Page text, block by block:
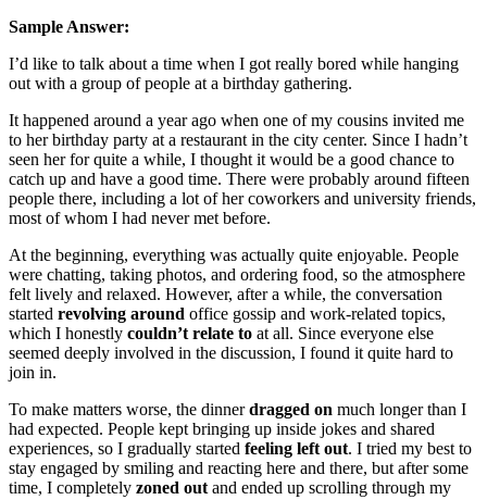
Sample Answer:
I’d like to talk about a time when I got really bored while hanging
out with a group of people at a birthday gathering.
It happened around a year ago when one of my cousins invited me
to her birthday party at a restaurant in the city center. Since I hadn’t
seen her for quite a while, I thought it would be a good chance to
catch up and have a good time. There were probably around fifteen
people there, including a lot of her coworkers and university friends,
most of whom I had never met before.
At the beginning, everything was actually quite enjoyable. People
were chatting, taking photos, and ordering food, so the atmosphere
felt lively and relaxed. However, after a while, the conversation
started revolving around office gossip and work-related topics,
which I honestly couldn’t relate to at all. Since everyone else
seemed deeply involved in the discussion, I found it quite hard to
join in.
To make matters worse, the dinnerdragged on much longer than I
had expected. People kept bringing up inside jokes and shared
experiences, so I gradually started feeling left out. I tried my best to
stay engaged by smiling and reacting here and there, but after some
time, I completely zoned out and ended up scrolling through my